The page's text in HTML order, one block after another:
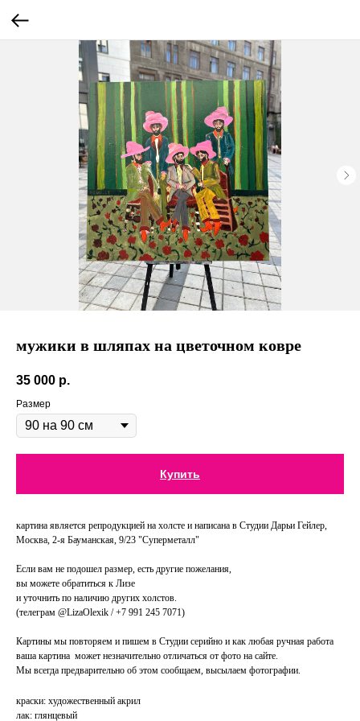
мужики в шляпах на цветочном ковре
35 000 р.
Размер
Купить
картина является репродукцией на холсте и написана в Студии Дарьи Гейлер,
Москва, 2-я Бауманская, 9/23 "Суперметалл"
Если вам не подошел размер, есть другие пожелания,
вы можете обратиться к Лизе
и уточнить по наличию других холстов.
(телеграм @LizaOlexik / +7 991 245 7071)
Картины мы повторяем и пишем в Студии серийно и как любая ручная работа
ваша картина может незначительно отличаться от фото на сайте.
Мы всегда предварительно об этом сообщаем, высылаем фотографии.
краски: художественный акрил
лак: глянцевый